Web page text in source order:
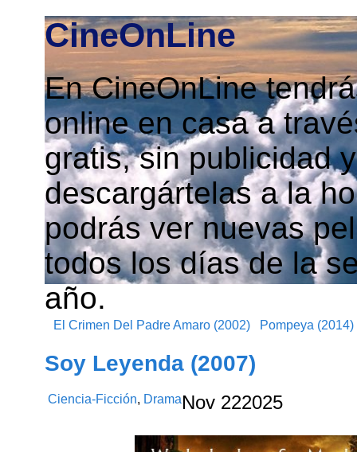
CineOnLine
En CineOnLine
online en casa a
gratis, sin publicidad
descargártelas a la
podrás ver nuevas
todos los días de la
año.
El Crimen Del Padre Amaro (2002) Pompeya (2014)
Soy Leyenda (2007)
Ciencia-Ficción, DramaNov 222025